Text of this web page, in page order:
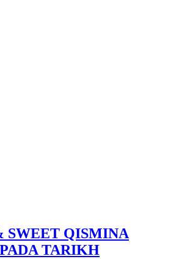
SWEET QISMINA
TARIKH